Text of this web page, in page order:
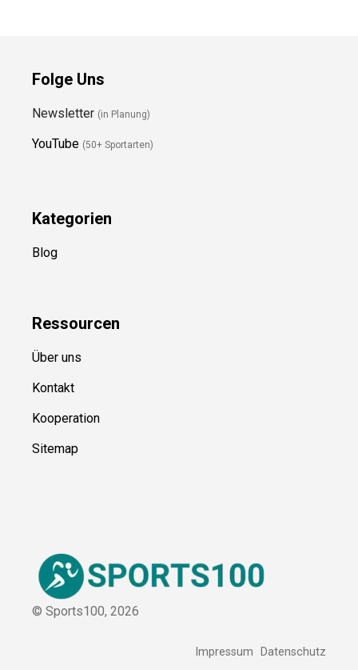
Folge Uns
Newsletter (in Planung)
YouTube (50+ Sportarten)
Kategorien
Blog
Ressourcen
Über uns
Kontakt
Kooperation
Sitemap
© Sports100, 2026
Impressum Datenschutz